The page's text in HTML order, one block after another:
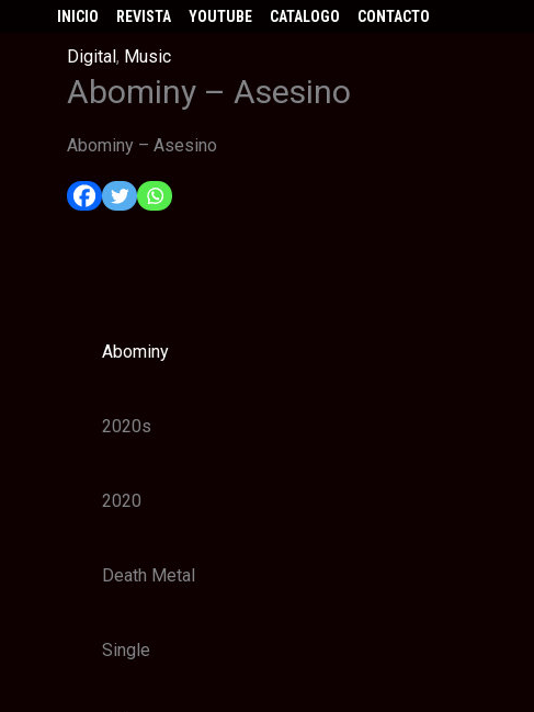
INICIO REVISTA YOUTUBE CATALOGO CONTACTO
Digital, Music
Abominy – Asesino
Abominy – Asesino
Abominy
2020s
2020
Death Metal
Single